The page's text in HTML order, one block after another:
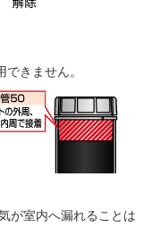
きません。
が室内へ漏れることは